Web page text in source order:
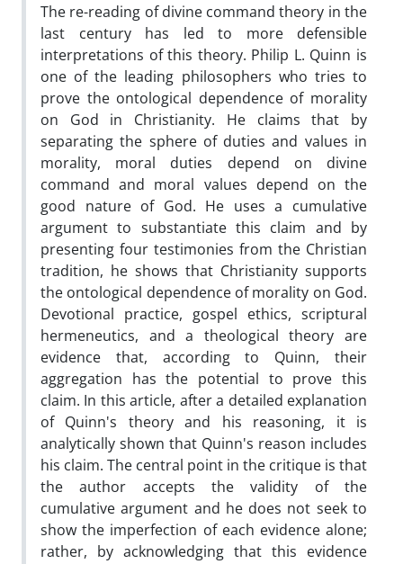
The re-reading of divine command theory in the
last century has led to more defensible
interpretations of this theory. Philip L. Quinn is
one of the leading philosophers who tries to
prove the ontological dependence of morality
on God in Christianity. He claims that by
separating the sphere of duties and values in
morality, moral duties depend on divine
command and moral values depend on the
good nature of God. He uses a cumulative
argument to substantiate this claim and by
presenting four testimonies from the Christian
tradition, he shows that Christianity supports
the ontological dependence of morality on God.
Devotional practice, gospel ethics, scriptural
hermeneutics, and a theological theory are
evidence that, according to Quinn, their
aggregation has the potential to prove this
claim. In this article, after a detailed explanation
of Quinn's theory and his reasoning, it is
analytically shown that Quinn's reason includes
his claim. The central point in the critique is that
the author accepts the validity of the
cumulative argument and he does not seek to
show the imperfection of each evidence alone;
rather, by acknowledging that this evidence